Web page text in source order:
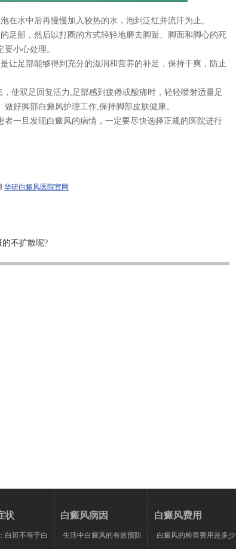
水中后再慢慢加入较热的水，泡到泛红并流汗为止。
部，然后以打圈的方式轻轻地磨去脚趾、脚面和脚心的死
小心处理。
足部能够得到充分的滋润和营养的补足，保持干爽，防止
双足回复活力,足部感到疲倦或酸痛时，轻轻喷射适量足
好脚部白癜风护理工作,保持脚部皮肤健康。
一旦发现白癜风的病情，一定要尽快选择正规的医院进行
华研白癜风医院官网
不扩散呢?
状
白斑不等于白
白癜风病因
·生活中白癜风的有效预防
白癜风费用
·白癜风的检查费用是多少